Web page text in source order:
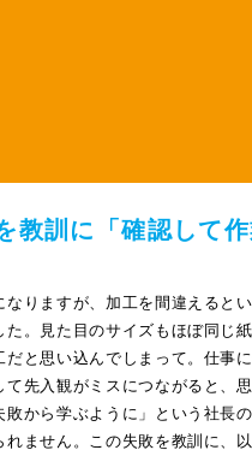
教訓に「確認して
なりますが、加工を間違えると
た。見た目のサイズもほぼ同じ紙
だと思い込んでしまって。仕事
て先入観がミスにつながると、
敗から学ぶように」という社長
れません。この失敗を教訓に、